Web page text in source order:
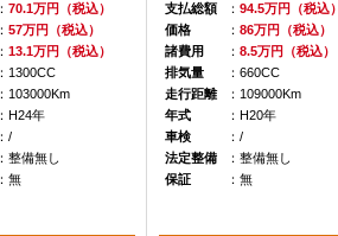
： 70.1万円（税込）
： 57万円（税込）
： 13.1万円（税込）
：1300CC
：103000Km
：H24年
：/
：整備無し
：無
支払総額 ：94.5万円（税込）
価格
：86万円（税込）
諸費用
：8.5万円（税込）
排気量
：660CC
走行距離
：109000Km
年式
：H20年
車検
：/
法定整備
：整備無し
保証
：無